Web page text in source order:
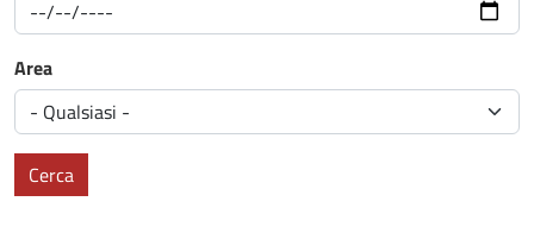
Area
Cerca